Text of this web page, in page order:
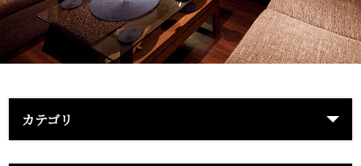
カテゴリ